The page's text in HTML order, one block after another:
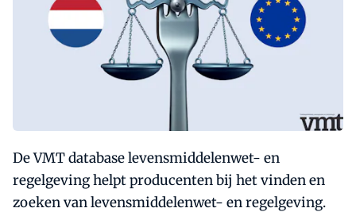
De VMT database levensmiddelenwet- en
regelgeving helpt producenten bij het vinden en
zoeken van levensmiddelenwet- en regelgeving.